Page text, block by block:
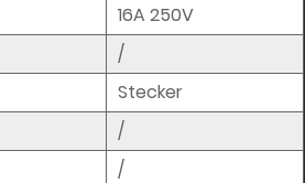
16A 250V
/
Stecker
/
/